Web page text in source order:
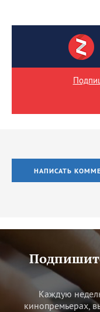
НАПИСАТЬ
Каждую
кинопремьерах,